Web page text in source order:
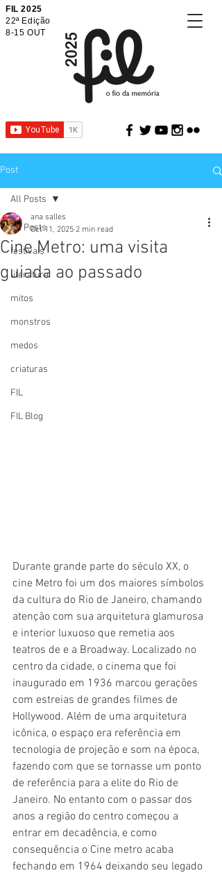
FIL 2025
22ª Edição
8-15 OUT
Post
All Posts
festivais
literatura
mitos
monstros
medos
criaturas
FIL
FIL Blog
All Posts
Cine Metro: uma visita
guiada ao passado
ana salles
Oct 11, 2025 2 min read
Durante grande parte do século XX, o
cine Metro foi um dos maiores símbolos
da cultura do Rio de Janeiro, chamando
atenção com sua arquitetura glamurosa
e interior luxuoso que remetia aos
teatros de e a Broadway. Localizado no
centro da cidade, o cinema que foi
inaugurado em 1936 marcou gerações
com estreias de grandes filmes de
Hollywood. Além de uma arquitetura
icônica, o espaço era referência em
tecnologia de projeção e som na época,
fazendo com que se tornasse um ponto
de referência para a elite do Rio de
Janeiro. No entanto com o passar dos
anos a região do centro começou a
entrar em decadência, e como
consequência o Cine metro acaba
fechando em 1964 deixando seu legado